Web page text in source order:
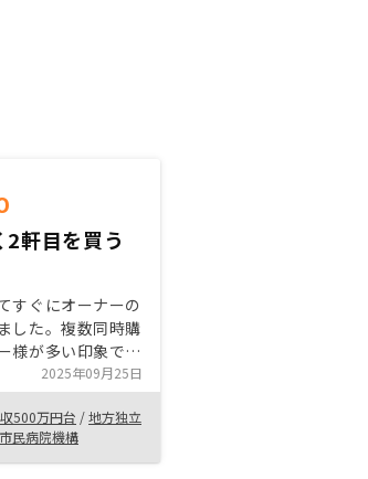
2軒目を買う
すぐにオーナーの
した。複数同時購
様が多い印象で、
と思っていました
、3ヶ月ほどで追
だき、リスク分散
ットで２軒目購入
プリで管理できる
2025年09月25日
500万円台 /地方独立
民病院機構